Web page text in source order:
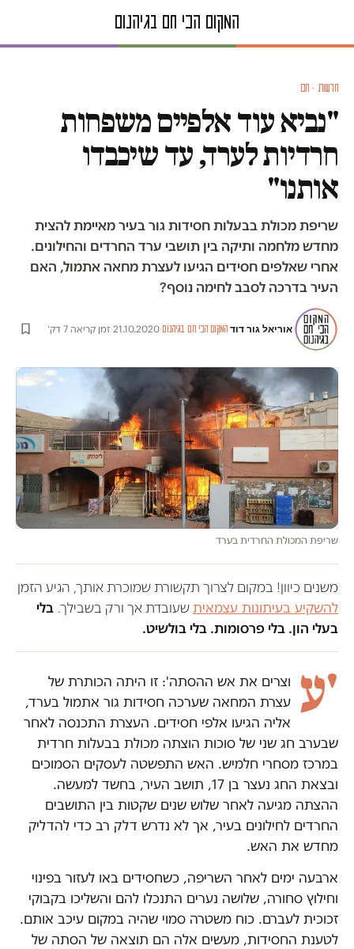
חדשות · חם
"נביא עוד אלפיים משפחות
חרדיות לערד, עד שיכבדו
אותנו"
שריפת מכולת בבעלות חסידות גור בעיר מאיימת להצית
מחדש מלחמה ותיקה בין תושבי ערד החרדים והחילונים.
אחרי שאלפים חסידים הגיעו לעצרת מחאה אתמול, האם
העיר בדרכה לסבב לחימה נוסף?
אוריאל גור דוד·המקום הכי חם בגיהנום·
21.10.2020
·זמן קריאה 7 דק׳
שריפת המכולת החרדית בערד
משנים כיוון! במקום לצרוך תקשורת שמוכרת אותך, הגיע הזמן
להשקיע בעיתונות עצמאיתשעובדת אך ורק בשבילך. בלי
בעלי הון. בלי פרסומות. בלי בולשיט.
'ע
וצרים את אש ההסתה': זו היתה הכותרת של
עצרת המחאה שערכה חסידות גור אתמול בערד,
אליה הגיעו אלפי חסידים. העצרת התכנסה לאחר
שבערב חג שני של סוכות הוצתה מכולת בבעלות חרדית
במרכז מסחרי חלמיש. האש התפשטה לעסקים הסמוכים
ובצאת החג נעצר בן 17, תושב העיר, בחשד למעשה.
ההצתה מגיעה לאחר שלוש שנים שקטות בין התושבים
החרדים לחילונים בעיר, אך לא נדרש דלק רב כדי להדליק
מחדש את האש.
ארבעה ימים לאחר השריפה, כשחסידים באו לעזור בפינוי
וחילוץ סחורה, שלושה נערים התנכלו להם והשליכו בקבוקי
זכוכית לעברם. כוח משטרה סמוי שהיה במקום עיכב אותם.
לטענת החסידות, מעשים אלה הם תוצאה של הסתה של